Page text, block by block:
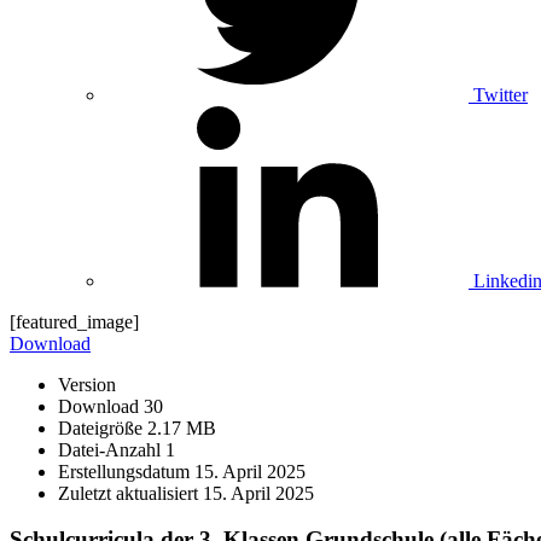
Twitter
Linkedin
[featured_image]
Download
Version
Download 30
Dateigröße 2.17 MB
Datei-Anzahl 1
Erstellungsdatum 15. April 2025
Zuletzt aktualisiert 15. April 2025